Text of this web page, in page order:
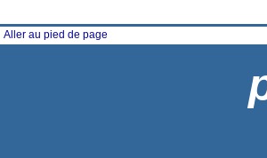
Aller au pied de page